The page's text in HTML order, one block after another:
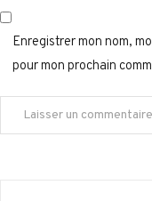
Enregistrer mon nom,
pour mon prochain